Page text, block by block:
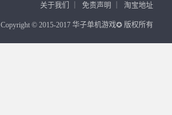
关于我们
免责声明 淘宝地址
Copyright © 2015-2017 华子单机游戏✪ 版权所有